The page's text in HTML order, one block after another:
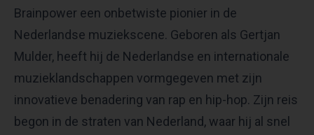
Brainpower een onbetwiste pionier in de
Nederlandse muziekscene. Geboren als Gertjan
Mulder, heeft hij de Nederlandse en internationale
muzieklandschappen vormgegeven met zijn
innovatieve benadering van rap en hip-hop. Zijn reis
begon in de straten van Nederland, waar hij al snel